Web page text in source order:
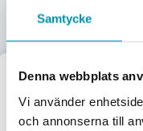
Samtycke
Denna webbplats
Vi använder
och annonserna till
Sugfunktion 90 L
GM-43090